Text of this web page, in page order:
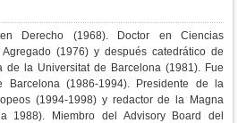
Derecho (1968). Doctor en Ciencias
(1976) y después catedrático de
de la Universitat de Barcelona (1981). Fue
Barcelona (1986-1994). Presidente de la
(1994-1998) y redactor de la Magna
1988). Miembro del Advisory Board del